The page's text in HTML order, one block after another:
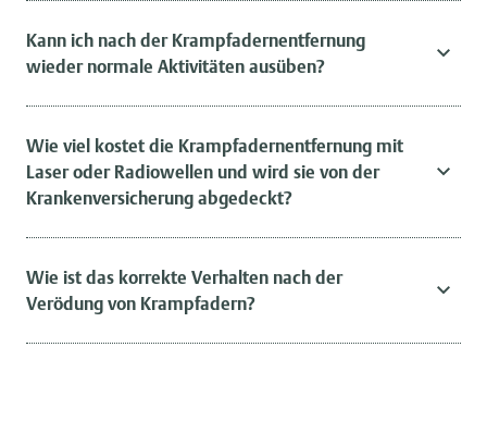
Kann ich nach der Krampfadernentfernung
wieder normale Aktivitäten ausüben?
Wie viel kostet die Krampfadernentfernung mit
Laser oder Radiowellen und wird sie von der
Krankenversicherung abgedeckt?
Wie ist das korrekte Verhalten nach der
Verödung von Krampfadern?